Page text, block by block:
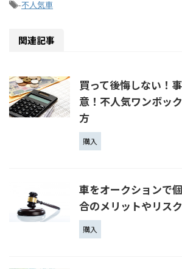
-不人気車
関連記事
買って後悔しない！
意！不人気ワンボッ
方
購入
車をオークションで
合のメリットやリスク
購入